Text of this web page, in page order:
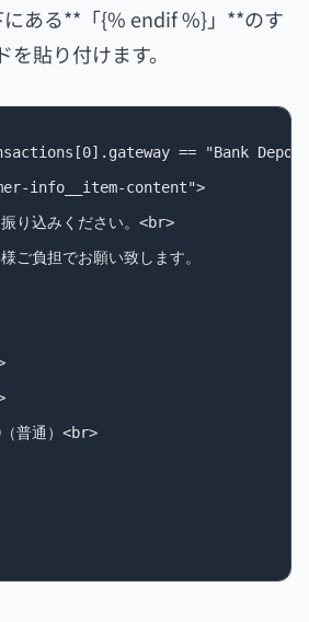
ある**「{% endif %}」**のす
貼り付けます。
== "Bank
info__item-content">
り込みください。<br>
ご負担でお願い致します。
普通）<br>